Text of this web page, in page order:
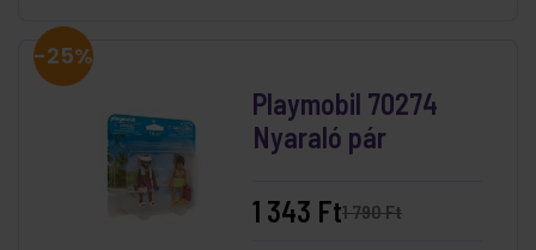
-25%
Playmobil 70274
Nyaraló pár
1 790 Ft
1 343 Ft